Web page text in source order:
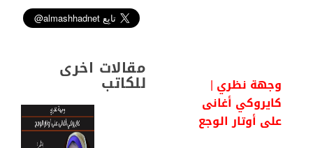
r
e
e
b
o
t
t
e
t
s
A
e
g
r
مقالات اخرى
للكاتب
وجهة نظري |
كايروكي أغانى
على أوتار الوجع